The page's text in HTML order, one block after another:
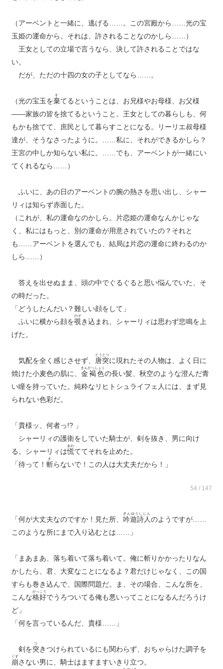
（アーベントと一緒に、逃げる……。この宮殿から……光の宝
玉姫の運命から。それは、許されることなのかしら……）
王女としての立場で言うなら、決して許されることではな
い。
だが、ただの十四の女の子としてなら……。
（光の宝玉を棄
す
てるということは、お兄様やお母様、お父様
――家族の皆を捨てるということ。王女としての暮らしも、何
もかも捨てて、庶民として暮らすことになる。リーリエ叔母様
達が、そうなさったように。……私に、それができるかしら？
王宮の中しか知らない私に。……でも、アーベントが一緒にい
てくれるなら……）
ふいに、あの日のアーベントの腕の熱さを思い出し、シャー
リィは知らず赤面した。
（これが、私の運命なのかしら。片恋姫の運命なんかじゃな
く、私にはもっと、別の運命が用意されていたの？それと
も……アーベントを選んでも、結局は片恋の運命に終わるのか
しら……）
答えを出せぬまま、頭の中でぐるぐると思い悩んでいた、そ
の時だった。
「どうしたんだい？難しい顔をして」
ふいに横から顔を覗
のぞ
き込まれ、シャーリィは思わず悲鳴を上
げた。
気配を全く感じさせず、 唐突
とうとつ
に現れたその人物は、よく日に
焼けた小麦色の肌に、 金褐色
きんかっしょく
の長い髪、秋空のような澄んだ青
い瞳を持っていた。純粋なリヒトシュライフェ人には、まず見
られない色彩だ。
「貴様ッ、何者っ!? 」
シャーリィの護衛をしていた騎士が、剣を抜き、男に向け
る。シャーリィは慌
あわ
ててそれを止めた。
「待って！ 斬
き
らないで！この人は大丈夫だから！」
54 / 147
「何が大丈夫なのですか！見た所、 吟遊詩人
ぎんゆうしじん
のようですが……
このような所にまで入り込むとは……」
「まあまあ、落ち着いて落ち着いて。俺に斬りかかったりなん
かしたら、君、大変なことになるよ？君だけじゃなく、この国
すらも巻き込んで、国際問題だ。ま、その場合、こんな所を、
こんな格好
かっこう
でうろついてる俺も悪いってことになるんだろうけ
ど」
「何を言っているんだ、貴様……」
剣を突
つ
きつけられているにも関わらず、おちゃらけた調子を
崩
くず
さない男に、騎士はますますいきり立つ。